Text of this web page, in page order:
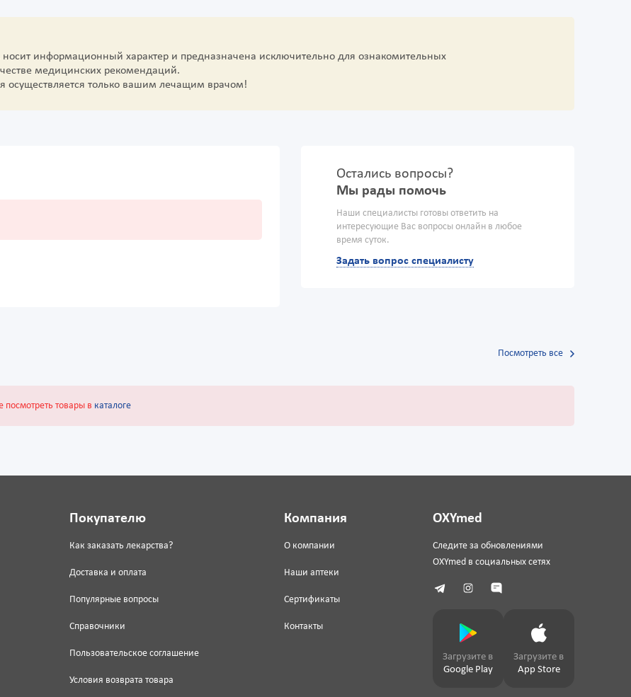
информационный характер и предназначена исключительно для ознакомительных
медицинских рекомендаций.
осуществляется только вашим лечащим врачом!
Остались вопросы?
Мы рады помочь
Наши специалисты готовы ответить на
интересующие Вас вопросы онлайн в любое
время суток.
Задать вопрос специалисту
Посмотреть все
товары в каталоге
Покупателю
Как заказать лекарства?
Доставка и оплата
Популярные вопросы
Справочники
Пользовательское соглашение
Условия возврата товара
Компания
О компании
Наши аптеки
Сертификаты
Контакты
OXYmed
Следите за обновлениями
OXYmed в социальных сетях
Загрузите в
Google Play
Загрузите в
App Store